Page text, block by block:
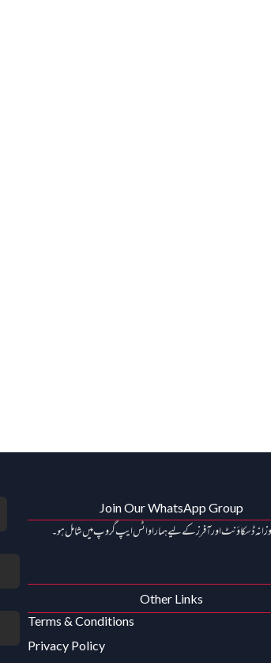
Join Our WhatsApp Group
ڈسکاؤنٹ اور آفرز کے لیے ہمارا واٹس ایپ گروپ میں شامل ہو۔
Other Links
Terms & Conditions
Privacy Policy